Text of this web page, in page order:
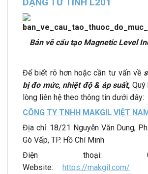
Bản vẽ cấu tạo Magnetic Level
Để biết rõ hơn hoặc cần tư vấn về
bị đo mức, nhiệt độ & áp suất, Quý
lòng liên hệ theo thông tin dưới đây:
CÔNG TY TNHH MAKGIL VIỆT
Địa chỉ: 18/21 Nguyễn Văn Dung,
Gò Vấp, TP. Hồ Chí Minh
Điện thoại:
Website:https://makgil.com/